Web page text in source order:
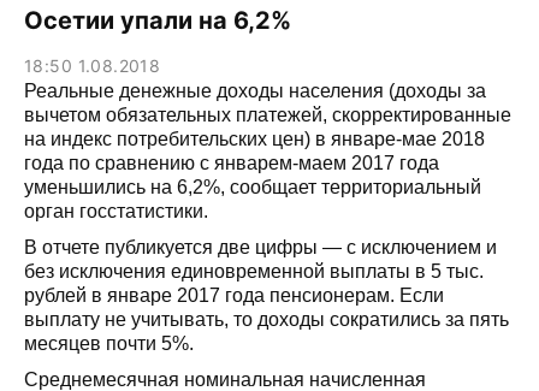
Осетии упали на 6,2%
18:50 1.08.2018
Реальные денежные доходы населения (доходы за
вычетом обязательных платежей, скорректированные
на индекс потребительских цен) в январе-мае 2018
года по сравнению с январем-маем 2017 года
уменьшились на 6,2%, сообщает территориальный
орган госстатистики.
В отчете публикуется две цифры — с исключением и
без исключения единовременной выплаты в 5 тыс.
рублей в январе 2017 года пенсионерам. Если
выплату не учитывать, то доходы сократились за пять
месяцев почти 5%.
Среднемесячная номинальная начисленная